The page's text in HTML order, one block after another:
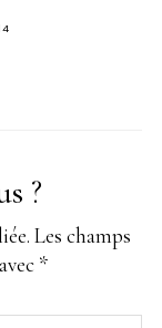
?
Les champs
*